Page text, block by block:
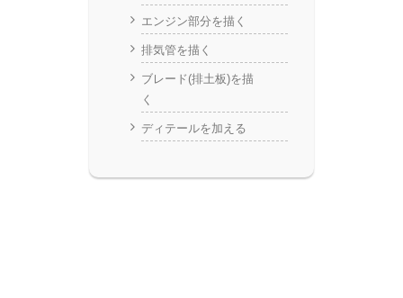
エンジン部分を描く
排気管を描く
ブレード(排土板)を描
く
ディテールを加える